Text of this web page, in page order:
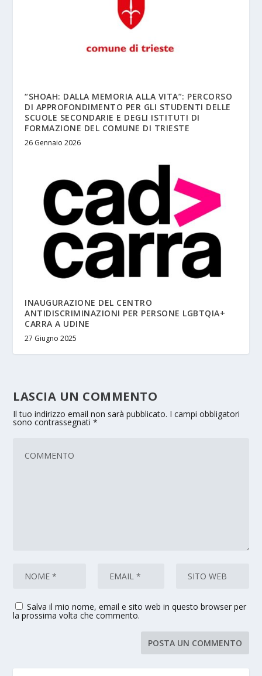
“SHOAH: DALLA MEMORIA ALLA VITA”: PERCORSO
DI APPROFONDIMENTO PER GLI STUDENTI DELLE
SCUOLE SECONDARIE E DEGLI ISTITUTI DI
FORMAZIONE DEL COMUNE DI TRIESTE
26 Gennaio 2026
INAUGURAZIONE DEL CENTRO
ANTIDISCRIMINAZIONI PER PERSONE LGBTQIA+
CARRA A UDINE
27 Giugno 2025
LASCIA UN COMMENTO
Il tuo indirizzo email non sarà pubblicato. I campi obbligatori
sono contrassegnati*
Salva il mio nome, email e sito web in questo browser per
la prossima volta che commento.